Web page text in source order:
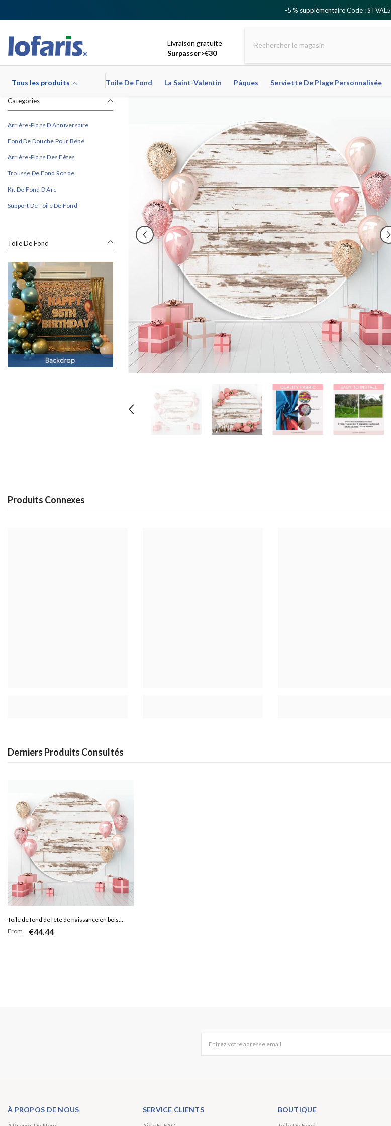
-5 % supplémentaire Code : STVAL5
Livraison gratuite
Surpasser>€30
Tous les produits Toile De Fond La Saint-Valentin Pâques Serviette De Plage Personnalisée
Categories
Arrière-Plans D’Anniversaire
Fond De Douche Pour Bébé
Arrière-Plans Des Fêtes
Trousse De Fond Ronde
Kit De Fond D’Arc
Support De Toile De Fond
Toile De Fond
Produits Connexes
Derniers Produits Consultés
Toile de fond de fête de naissance en bois
vieux rond personnalisé simple gris
From €44.44
Entrez votre adresse email
À PROPOS DE NOUS SERVICE CLIENTS BOUTIQUE